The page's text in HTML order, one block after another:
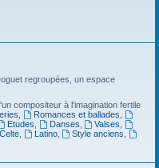
regroupées, un espace
compositeur à l'imagination fertile
Romances et ballades
Etudes Danses Valses
Celte, Latino, Style anciens